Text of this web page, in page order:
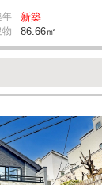
年 新築
物 86.66㎡